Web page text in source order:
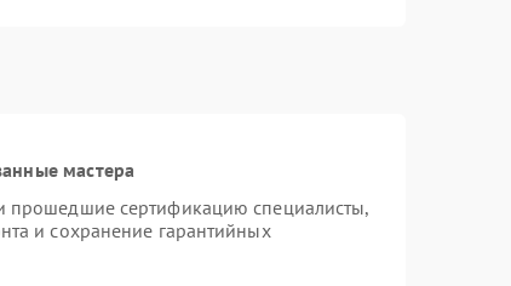
мастера
прошедшие сертификацию специалисты,
и сохранение гарантийных